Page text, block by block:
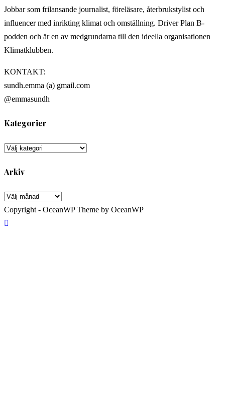
Jobbar som frilansande journalist, föreläsare, återbrukstylist och
influencer med inrikting klimat och omställning. Driver Plan B-
podden och är en av medgrundarna till den ideella organisationen
Klimatklubben.
KONTAKT:
sundh.emma (a) gmail.com
@emmasundh
Kategorier
Arkiv
Copyright - OceanWP Theme by OceanWP